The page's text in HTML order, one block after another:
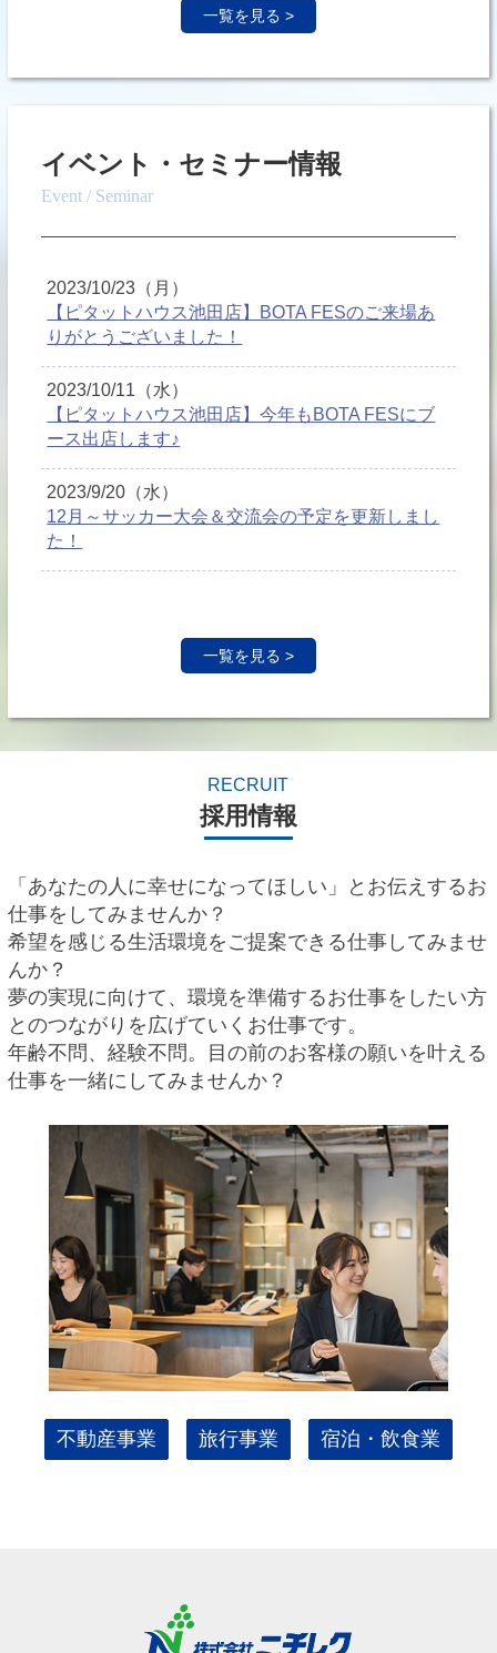
一覧を見る >
イベント・セミナー情報
Event / Seminar
2023/10/23（月）
【ピタットハウス池田店】BOTA FESのご来場あ
りがとうございました！
2023/10/11（水）
【ピタットハウス池田店】今年もBOTA FESにブ
ース出店します♪
2023/9/20（水）
12月～サッカー大会＆交流会の予定を更新しまし
た！
一覧を見る >
RECRUIT
採用情報
「あなたの人に幸せになってほしい」とお伝えするお
仕事をしてみませんか？
希望を感じる生活環境をご提案できる仕事してみませ
んか？
夢の実現に向けて、環境を準備するお仕事をしたい方
とのつながりを広げていくお仕事です。
年齢不問、経験不問。目の前のお客様の願いを叶える
仕事を一緒にしてみませんか？
不動産事業 旅行事業 宿泊・飲食業